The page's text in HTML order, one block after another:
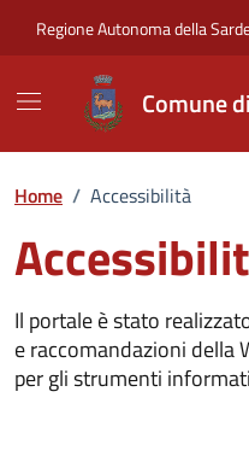
Regione Autonoma della
Comune
Home / Accessibilità
Il portale è stato
e raccomandazioni della
per gli strumenti